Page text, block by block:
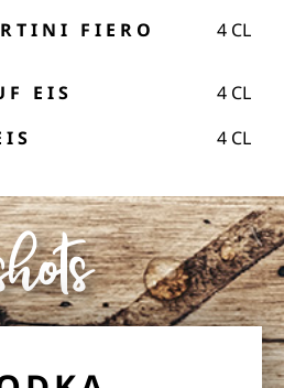
FIERO
4 CL
EIS 4 CL
4 CL